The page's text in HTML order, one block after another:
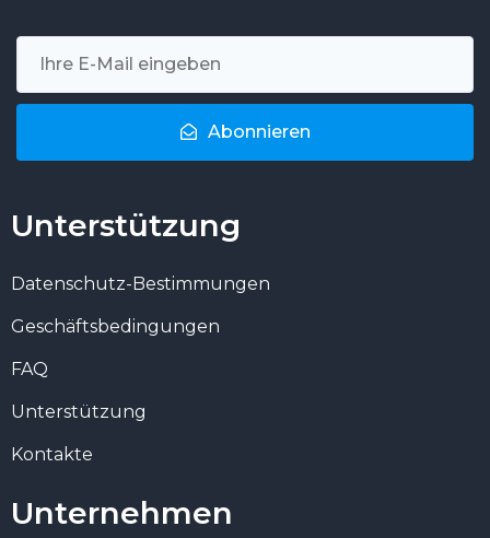
Abonnieren
Unterstützung
Datenschutz-Bestimmungen
Geschäftsbedingungen
FAQ
Unterstützung
Kontakte
Unternehmen